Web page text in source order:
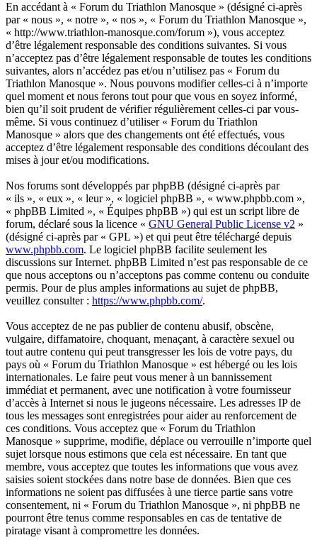
En accédant à « Forum du Triathlon Manosque » (désigné ci-après
par « nous », « notre », « nos », « Forum du Triathlon Manosque »,
« http://www.triathlon-manosque.com/forum »), vous acceptez
d’être légalement responsable des conditions suivantes. Si vous
n’acceptez pas d’être légalement responsable de toutes les conditions
suivantes, alors n’accédez pas et/ou n’utilisez pas « Forum du
Triathlon Manosque ». Nous pouvons modifier celles-ci à n’importe
quel moment et nous ferons tout pour que vous en soyez informé,
bien qu’il soit prudent de vérifier régulièrement celles-ci par vous-
même. Si vous continuez d’utiliser « Forum du Triathlon
Manosque » alors que des changements ont été effectués, vous
acceptez d’être légalement responsable des conditions découlant des
mises à jour et/ou modifications.
Nos forums sont développés par phpBB (désigné ci-après par
« ils », « eux », « leur », « logiciel phpBB », « www.phpbb.com »,
« phpBB Limited », « Équipes phpBB ») qui est un script libre de
forum, déclaré sous la licence « GNU General Public License v2 »
(désigné ci-après par « GPL ») et qui peut être téléchargé depuis
www.phpbb.com. Le logiciel phpBB facilite seulement les
discussions sur Internet. phpBB Limited n’est pas responsable de ce
que nous acceptons ou n’acceptons pas comme contenu ou conduite
permis. Pour de plus amples informations au sujet de phpBB,
veuillez consulter : https://www.phpbb.com/.
Vous acceptez de ne pas publier de contenu abusif, obscène,
vulgaire, diffamatoire, choquant, menaçant, à caractère sexuel ou
tout autre contenu qui peut transgresser les lois de votre pays, du
pays où « Forum du Triathlon Manosque » est hébergé ou les lois
internationales. Le faire peut vous mener à un bannissement
immédiat et permanent, avec une notification à votre fournisseur
d’accès à Internet si nous le jugeons nécessaire. Les adresses IP de
tous les messages sont enregistrées pour aider au renforcement de
ces conditions. Vous acceptez que « Forum du Triathlon
Manosque » supprime, modifie, déplace ou verrouille n’importe quel
sujet lorsque nous estimons que cela est nécessaire. En tant que
membre, vous acceptez que toutes les informations que vous avez
saisies soient stockées dans notre base de données. Bien que ces
informations ne soient pas diffusées à une tierce partie sans votre
consentement, ni « Forum du Triathlon Manosque », ni phpBB ne
pourront être tenus comme responsables en cas de tentative de
piratage visant à compromettre les données.